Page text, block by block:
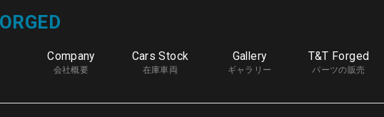
Company
会社概要
Cars Stock
在庫車両
Gallery
ギャラリー
T&T Forged
パーツの販売